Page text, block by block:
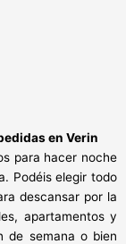
en Verin
para hacer noche
Podéis elegir todo
descansar por la
apartamentos y
de semana o bien